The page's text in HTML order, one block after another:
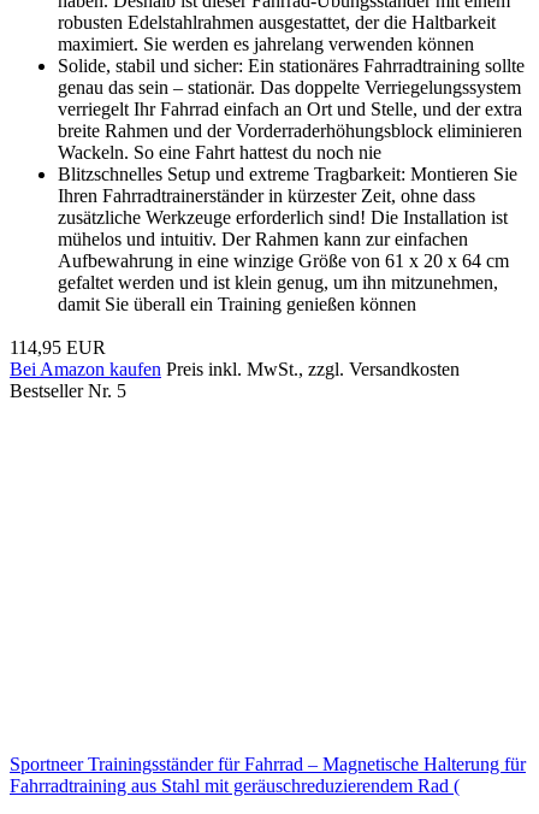
robusten Edelstahlrahmen ausgestattet, der die Haltbarkeit
maximiert. Sie werden es jahrelang verwenden können
Solide, stabil und sicher: Ein stationäres Fahrradtraining sollte
genau das sein – stationär. Das doppelte Verriegelungssystem
verriegelt Ihr Fahrrad einfach an Ort und Stelle, und der extra
breite Rahmen und der Vorderraderhöhungsblock eliminieren
Wackeln. So eine Fahrt hattest du noch nie
Blitzschnelles Setup und extreme Tragbarkeit: Montieren Sie
Ihren Fahrradtrainerständer in kürzester Zeit, ohne dass
zusätzliche Werkzeuge erforderlich sind! Die Installation ist
mühelos und intuitiv. Der Rahmen kann zur einfachen
Aufbewahrung in eine winzige Größe von 61 x 20 x 64 cm
gefaltet werden und ist klein genug, um ihn mitzunehmen,
damit Sie überall ein Training genießen können
114,95 EUR
Bei Amazon kaufen Preis inkl. MwSt., zzgl. Versandkosten
Bestseller Nr. 5
Sportneer Trainingsständer für Fahrrad – Magnetische Halterung für
Fahrradtraining aus Stahl mit geräuschreduzierendem Rad (